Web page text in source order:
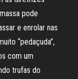
pode
e enrolar nas
“pedaçuda”,
com um
trufas do